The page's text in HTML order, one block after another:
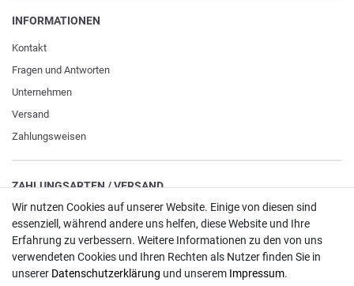
INFORMATIONEN
Kontakt
Fragen und Antworten
Unternehmen
Versand
Zahlungsweisen
ZAHLUNGSARTEN / VERSAND
Paypal
VISA / Mastercard
Vorkasse
Wir nutzen Cookies auf unserer Website. Einige von diesen sind
essenziell, während andere uns helfen, diese Website und Ihre
Erfahrung zu verbessern. Weitere Informationen zu den von uns
verwendeten Cookies und Ihren Rechten als Nutzer finden Sie in
unserer Daten­schutz­erklärung und unserem Impressum.